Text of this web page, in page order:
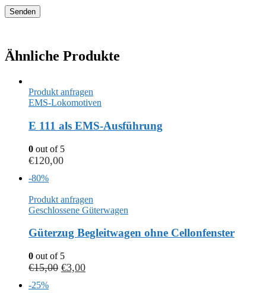
Ähnliche Produkte
Produkt anfragen
EMS-Lokomotiven
E 111 als EMS-Ausführung
0 out of 5
€120,00
-80%
Produkt anfragen
Geschlossene Güterwagen
Güterzug Begleitwagen ohne Cellonfenster
0 out of 5
€15,00 €3,00
-25%